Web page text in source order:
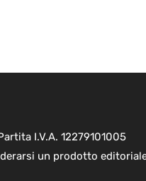
I.V.A. 12279101005
un prodotto